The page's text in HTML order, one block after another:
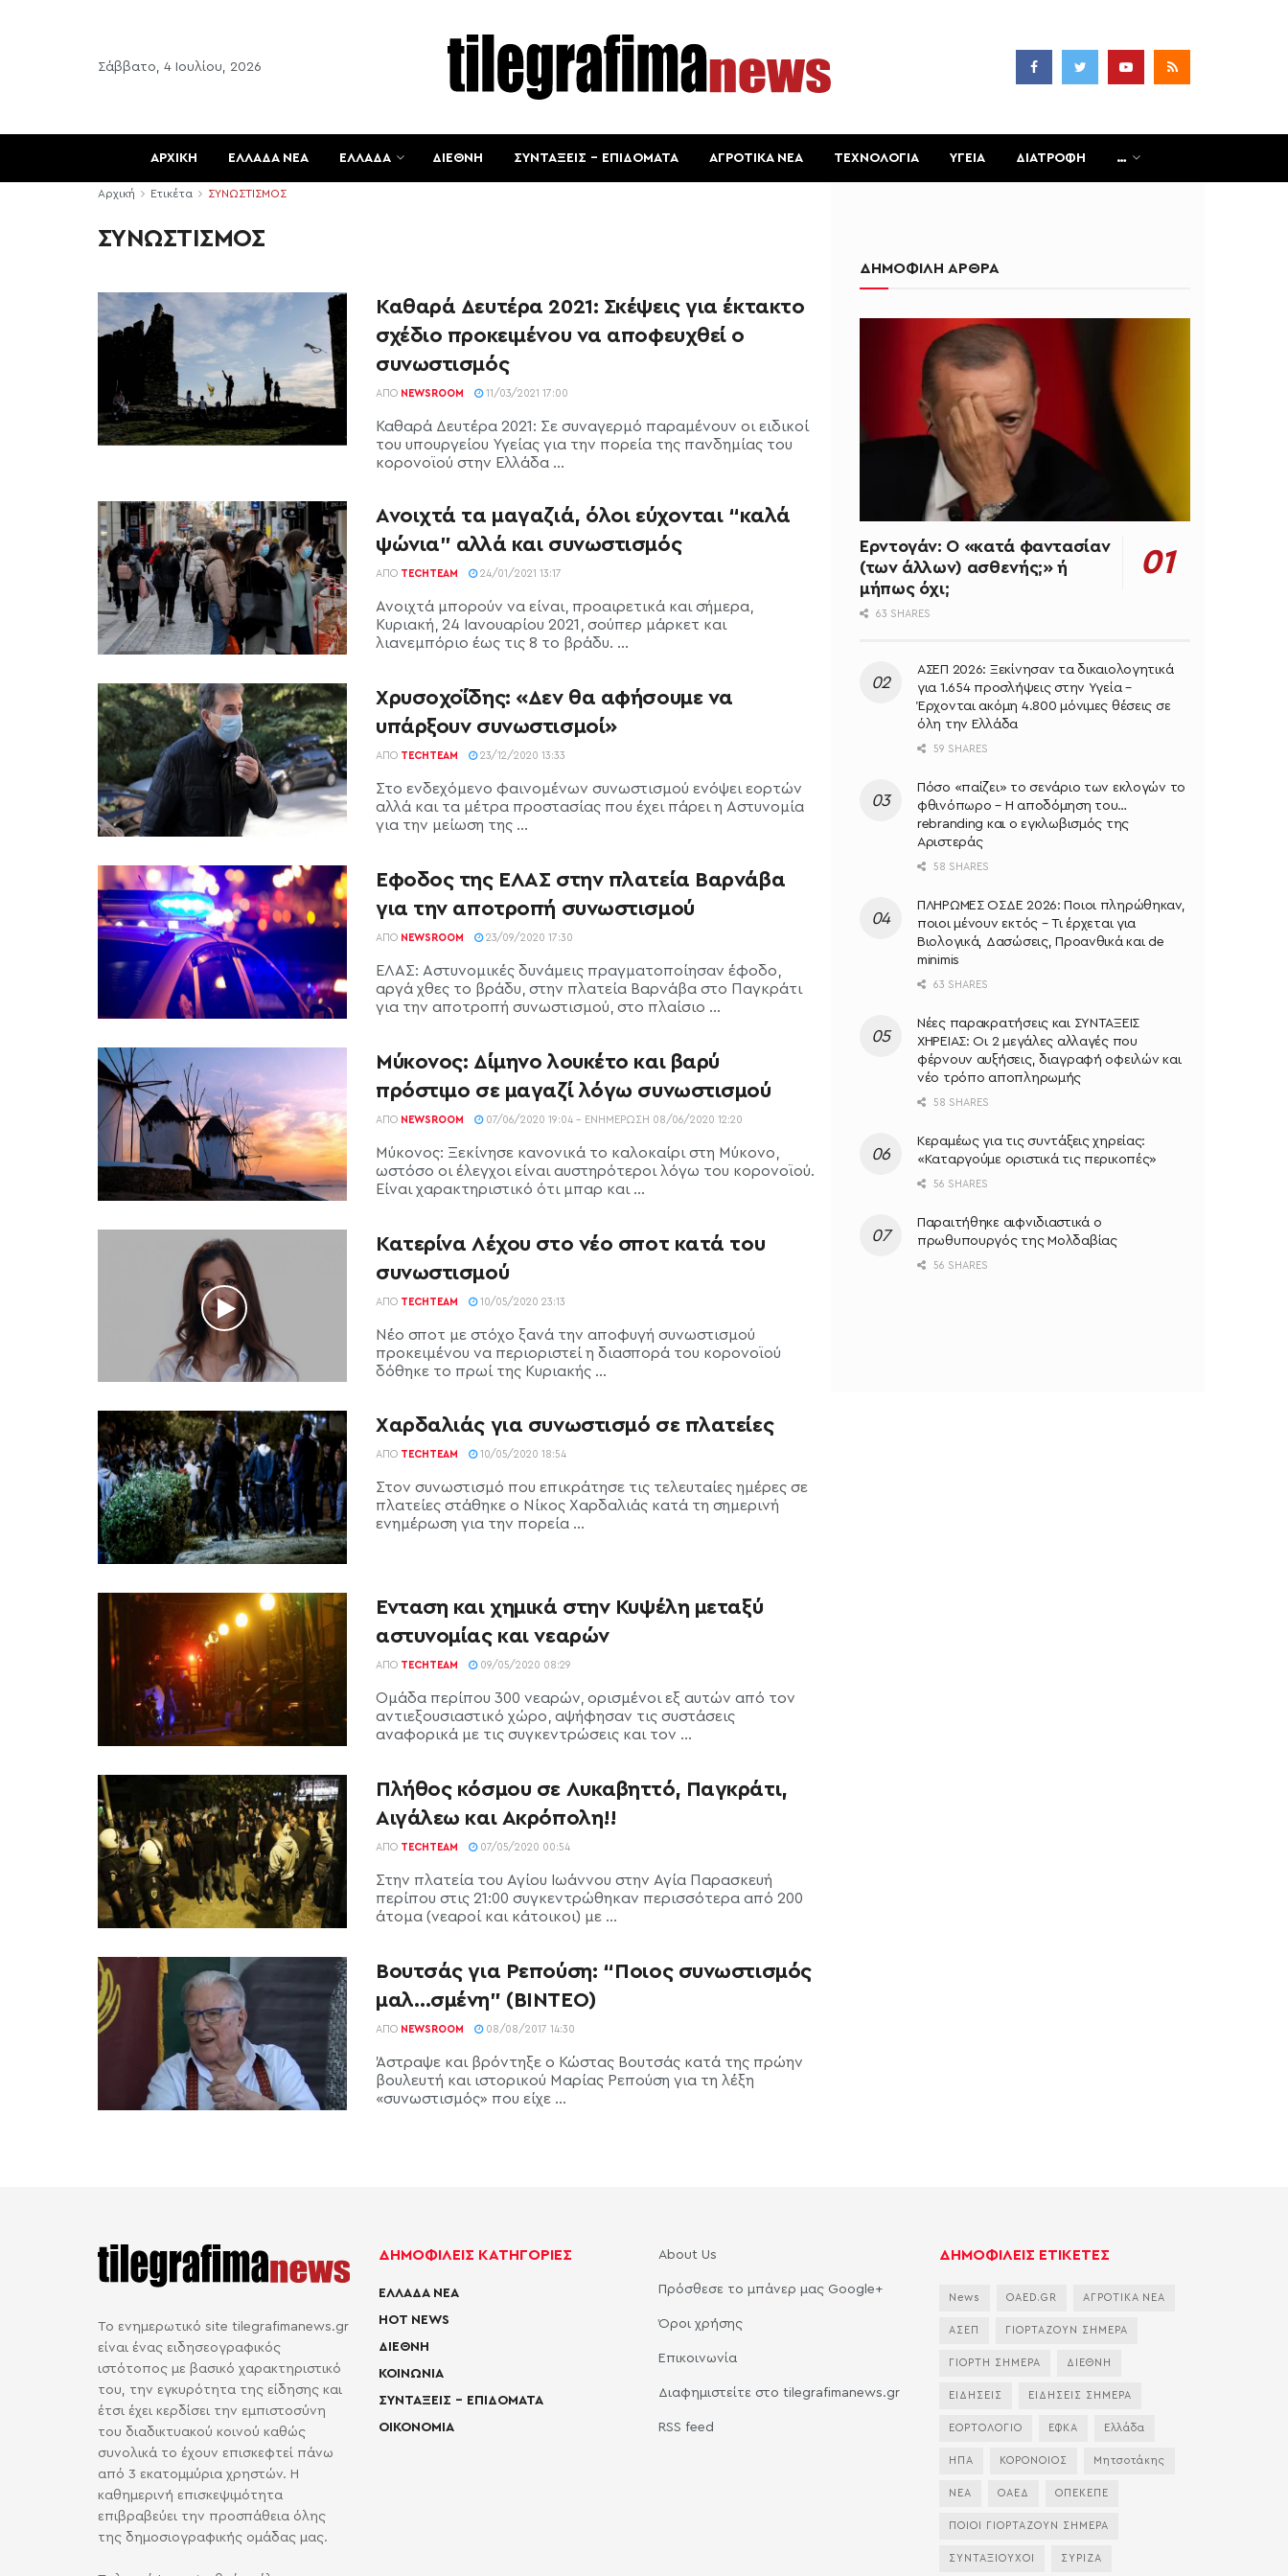
Σάββατο, 4 Ιουλίου, 2026
ΑΡΧΙΚΗ ΕΛΛΑΔΑ ΝΕΑ ΕΛΛΑΔΑ ΔΙΕΘΝΗ ΣΥΝΤΑΞΕΙΣ – ΕΠΙΔΟΜΑΤΑ ΑΓΡΟΤΙΚΑ ΝΕΑ ΤΕΧΝΟΛΟΓΙΑ ΥΓΕΙΑ ΔΙΑΤΡΟΦΗ …
Αρχική Ετικέτα ΣΥΝΩΣΤΙΣΜΟΣ
ΣΥΝΩΣΤΙΣΜΟΣ
Καθαρά Δευτέρα 2021: Σκέψεις για έκτακτο
σχέδιο προκειμένου να αποφευχθεί ο
συνωστισμός
ΑΠΌ NEWSROOM 11/03/2021 17:00
Καθαρά Δευτέρα 2021: Σε συναγερμό παραμένουν οι ειδικοί
του υπουργείου Υγείας για την πορεία της πανδημίας του
κορονοϊού στην Ελλάδα ...
Ανοιχτά τα μαγαζιά, όλοι εύχονται “καλά
ψώνια” αλλά και συνωστισμός
ΑΠΌ TECHTEAM 24/01/2021 13:17
Ανοιχτά μπορούν να είναι, προαιρετικά και σήμερα,
Κυριακή, 24 Ιανουαρίου 2021, σούπερ μάρκετ και
λιανεμπόριο έως τις 8 το βράδυ. ...
Χρυσοχοΐδης: «Δεν θα αφήσουμε να
υπάρξουν συνωστισμοί»
ΑΠΌ TECHTEAM 23/12/2020 13:33
Στο ενδεχόμενο φαινομένων συνωστισμού ενόψει εορτών
αλλά και τα μέτρα προστασίας που έχει πάρει η Αστυνομία
για την μείωση της ...
Έφοδος της ΕΛΑΣ στην πλατεία Βαρνάβα
για την αποτροπή συνωστισμού
ΑΠΌ NEWSROOM 23/09/2020 17:30
ΕΛΑΣ: Αστυνομικές δυνάμεις πραγματοποίησαν έφοδο,
αργά χθες το βράδυ, στην πλατεία Βαρνάβα στο Παγκράτι
για την αποτροπή συνωστισμού, στο πλαίσιο ...
Μύκονος: Δίμηνο λουκέτο και βαρύ
πρόστιμο σε μαγαζί λόγω συνωστισμού
ΑΠΌ NEWSROOM 07/06/2020 19:04 - ΕΝΗΜΈΡΩΣΗ 08/06/2020 12:20
Μύκονος: Ξεκίνησε κανονικά το καλοκαίρι στη Μύκονο,
ωστόσο οι έλεγχοι είναι αυστηρότεροι λόγω του κορονοϊού.
Είναι χαρακτηριστικό ότι μπαρ και ...
Κατερίνα Λέχου στο νέο σποτ κατά του
συνωστισμού
ΑΠΌ TECHTEAM 10/05/2020 23:13
Νέο σποτ με στόχο ξανά την αποφυγή συνωστισμού
προκειμένου να περιοριστεί η διασπορά του κορονοϊού
δόθηκε το πρωί της Κυριακής ...
Χαρδαλιάς για συνωστισμό σε πλατείες
ΑΠΌ TECHTEAM 10/05/2020 18:54
Στον συνωστισμό που επικράτησε τις τελευταίες ημέρες σε
πλατείες στάθηκε ο Νίκος Χαρδαλιάς κατά τη σημερινή
ενημέρωση για την πορεία ...
Ένταση και χημικά στην Κυψέλη μεταξύ
αστυνομίας και νεαρών
ΑΠΌ TECHTEAM 09/05/2020 08:29
Ομάδα περίπου 300 νεαρών, ορισμένοι εξ αυτών από τον
αντιεξουσιαστικό χώρο, αψήφησαν τις συστάσεις
αναφορικά με τις συγκεντρώσεις και τον ...
Πλήθος κόσμου σε Λυκαβηττό, Παγκράτι,
Αιγάλεω και Ακρόπολη!!
ΑΠΌ TECHTEAM 07/05/2020 00:54
Στην πλατεία του Αγίου Ιωάννου στην Αγία Παρασκευή
περίπου στις 21:00 συγκεντρώθηκαν περισσότερα από 200
άτομα (νεαροί και κάτοικοι) με ...
Βουτσάς για Ρεπούση: “Ποιος συνωστισμός
μαλ…σμένη” (ΒΙΝΤΕΟ)
ΑΠΌ NEWSROOM 08/08/2017 14:30
Άστραψε και βρόντηξε ο Κώστας Βουτσάς κατά της πρώην
βουλευτή και ιστορικού Μαρίας Ρεπούση για τη λέξη
«συνωστισμός» που είχε ...
ΔΗΜΟΦΙΛΗ ΑΡΘΡΑ
Ερντογάν: Ο «κατά φαντασίαν
(των άλλων) ασθενής;» ή
μήπως όχι;
63 SHARES
ΑΣΕΠ 2026: Ξεκίνησαν τα δικαιολογητικά
για 1.654 προσλήψεις στην Υγεία –
Έρχονται ακόμη 4.800 μόνιμες θέσεις σε
όλη την Ελλάδα
59 SHARES
Πόσο «παίζει» το σενάριο των εκλογών το
φθινόπωρο – Η αποδόμηση του…
rebranding και ο εγκλωβισμός της
Αριστεράς
58 SHARES
ΠΛΗΡΩΜΕΣ ΟΣΔΕ 2026: Ποιοι πληρώθηκαν,
ποιοι μένουν εκτός – Τι έρχεται για
Βιολογικά, Δασώσεις, Προανθικά και de
minimis
63 SHARES
Νέες παρακρατήσεις και ΣΥΝΤΑΞΕΙΣ
ΧΗΡΕΙΑΣ: Οι 2 μεγάλες αλλαγές που
φέρνουν αυξήσεις, διαγραφή οφειλών και
νέο τρόπο αποπληρωμής
58 SHARES
Κεραμέως για τις συντάξεις χηρείας:
«Καταργούμε οριστικά τις περικοπές»
56 SHARES
Παραιτήθηκε αιφνιδιαστικά ο
πρωθυπουργός της Μολδαβίας
56 SHARES
Το ενημερωτικό site tilegrafimanews.gr
είναι ένας ειδησεογραφικός
ιστότοπος με βασικό χαρακτηριστικό
του, την εγκυρότητα της είδησης και
έτσι έχει κερδίσει την εμπιστοσύνη
του διαδικτυακού κοινού καθώς
συνολικά το έχουν επισκεφτεί πάνω
από 3 εκατομμύρια χρηστών. Η
καθημερινή επισκεψιμότητα
επιβραβεύει την προσπάθεια όλης
της δημοσιογραφικής ομάδας μας.
ΔΗΜΟΦΙΛΕΙΣ ΚΑΤΗΓΟΡΙΕΣ
ΕΛΛΑΔΑ ΝΕΑ
HOT NEWS
ΔΙΕΘΝΗ
ΚΟΙΝΩΝΙΑ
ΣΥΝΤΑΞΕΙΣ – ΕΠΙΔΟΜΑΤΑ
ΟΙΚΟΝΟΜΙΑ
About Us
Πρόσθεσε το μπάνερ μας Google+
Όροι χρήσης
Επικοινωνία
Διαφημιστείτε στο tilegrafimanews.gr
RSS feed
ΔΗΜΟΦΙΛΕΙΣ ΕΤΙΚΕΤΕΣ
News OAED.GR ΑΓΡΟΤΙΚΑ ΝΕΑ
ΑΣΕΠ ΓΙΟΡΤΑΖΟΥΝ ΣΗΜΕΡΑ
ΓΙΟΡΤΗ ΣΗΜΕΡΑ ΔΙΕΘΝΗ
ΕΙΔΗΣΕΙΣ ΕΙΔΗΣΕΙΣ ΣΗΜΕΡΑ
ΕΟΡΤΟΛΟΓΙΟ ΕΦΚΑ Ελλάδα
ΗΠΑ ΚΟΡΟΝΟΙΟΣ Μητσοτάκης
ΝΕΑ ΟΑΕΔ ΟΠΕΚΕΠΕ
ΠΟΙΟΙ ΓΙΟΡΤΑΖΟΥΝ ΣΗΜΕΡΑ
ΣΥΝΤΑΞΙΟΥΧΟΙ ΣΥΡΙΖΑ